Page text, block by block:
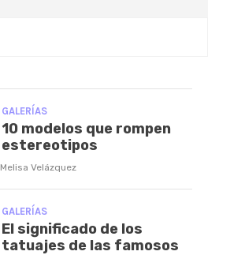
GALERÍAS
10 modelos que rompen
estereotipos
Melisa Velázquez
GALERÍAS
El significado de los
tatuajes de las famosos